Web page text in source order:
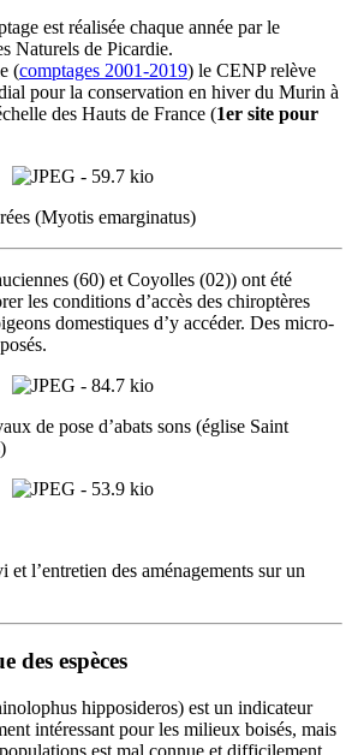
est réalisée chaque année par le
Naturels de Picardie.
(comptages 2001-2019) le CENP relève
pour la conservation en hiver du Murin à
des Hauts de France (1er site pour
(Myotis emarginatus)
(60) et Coyolles (02)) ont été
les conditions d’accès des chiroptères
domestiques d’y accéder. Des micro-
de pose d’abats sons (église Saint
l’entretien des aménagements sur un
des espèces
hipposideros) est un indicateur
intéressant pour les milieux boisés, mais
est mal connue et difficilement